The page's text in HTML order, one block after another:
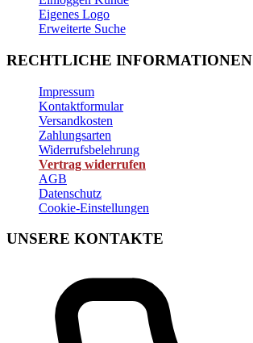
Eigenes Logo
Erweiterte Suche
RECHTLICHE INFORMATIONEN
Impressum
Kontaktformular
Versandkosten
Zahlungsarten
Widerrufsbelehrung
Vertrag widerrufen
AGB
Datenschutz
Cookie-Einstellungen
UNSERE KONTAKTE